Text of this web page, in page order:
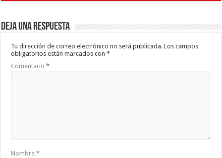
Deja una respuesta
Tu dirección de correo electrónico no será publicada. Los campos
obligatorios están marcados con*
Comentario*
Nombre*